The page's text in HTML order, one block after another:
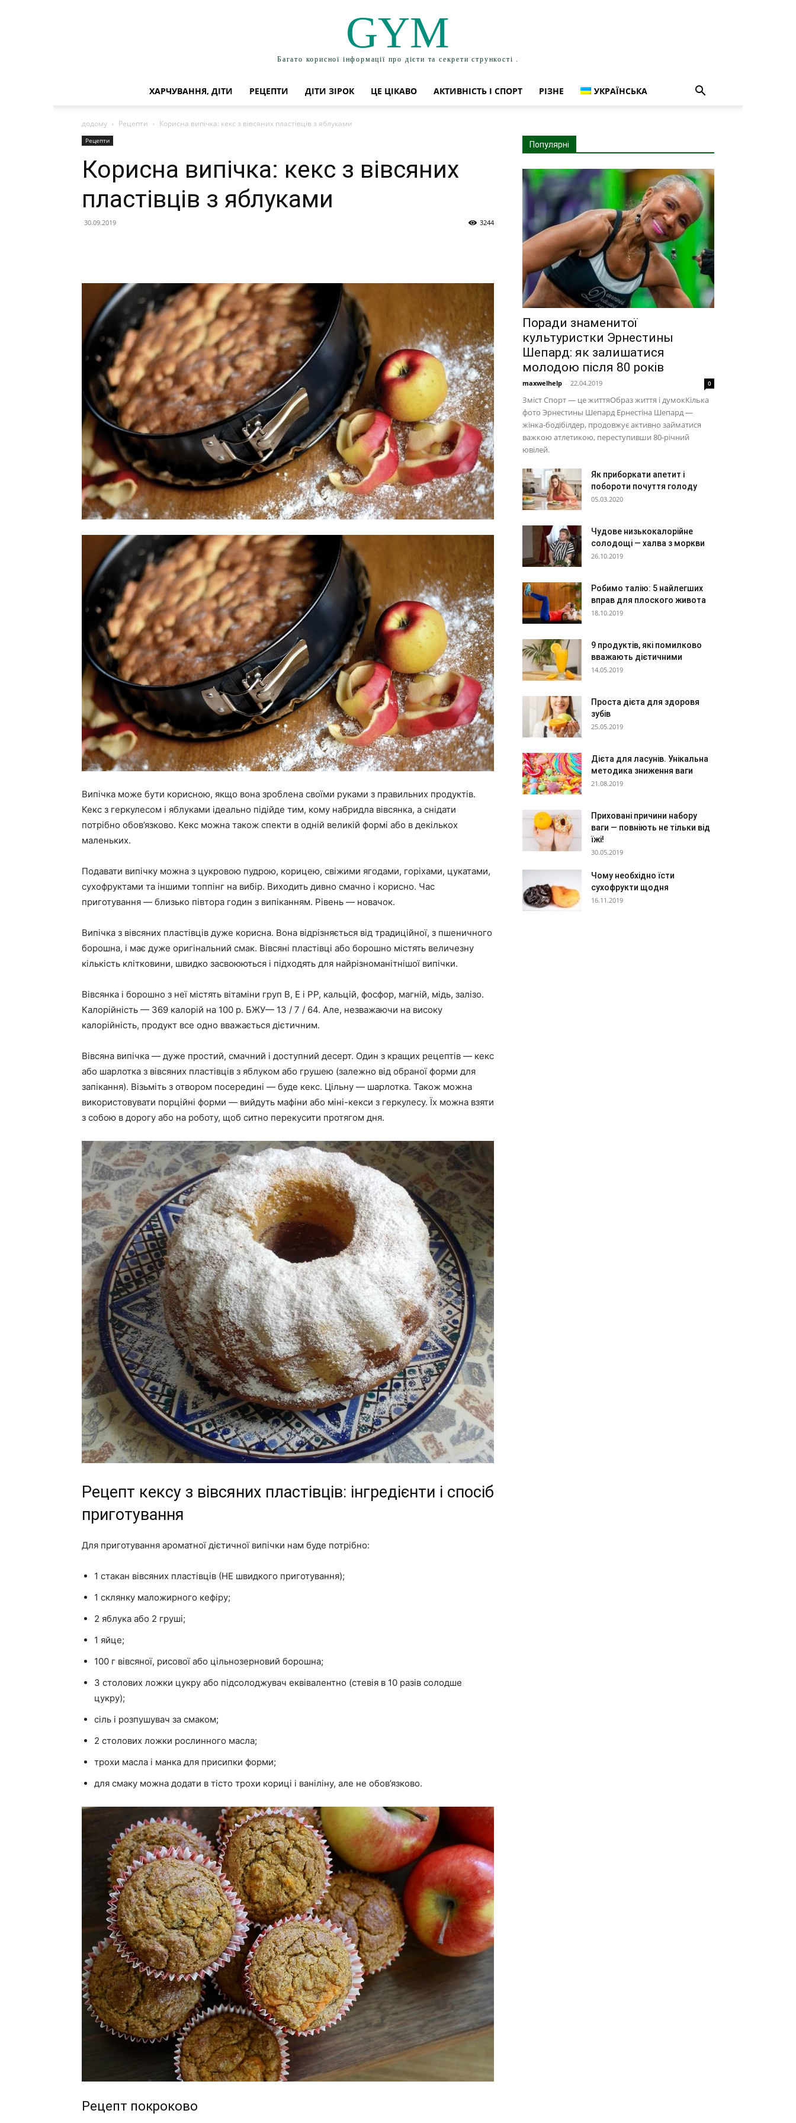
GYM
Багато корисної інформації про дієти та секрети стрункості .
ХАРЧУВАННЯ, ДІТИ РЕЦЕПТИ ДІТИ ЗІРОК ЦЕ ЦІКАВО АКТИВНІСТЬ І СПОРТ РІЗНЕ УКРАЇНСЬКА
додому Рецепти Корисна випічка: кекс з вівсяних пластівців з яблуками
Рецепти
Корисна випічка: кекс з вівсяних
пластівців з яблуками
30.09.2019 3244
Випічка може бути корисною, якщо вона зроблена своїми руками з правильних продуктів.
Кекс з геркулесом і яблуками ідеально підійде тим, кому набридла вівсянка, а снідати
потрібно обов’язково. Кекс можна також спекти в одній великій формі або в декількох
маленьких.
Подавати випічку можна з цукровою пудрою, корицею, свіжими ягодами, горіхами, цукатами,
сухофруктами та іншими топпінг на вибір. Виходить дивно смачно і корисно. Час
приготування — близько півтора годин з випіканням. Рівень — новачок.
Випічка з вівсяних пластівців дуже корисна. Вона відрізняється від традиційної, з пшеничного
борошна, і має дуже оригінальний смак. Вівсяні пластівці або борошно містять величезну
кількість клітковини, швидко засвоюються і підходять для найрізноманітнішої випічки.
Вівсянка і борошно з неї містять вітаміни груп В, Е і РР, кальцій, фосфор, магній, мідь, залізо.
Калорійність — 369 калорій на 100 р. БЖУ— 13 / 7 / 64. Але, незважаючи на високу
калорійність, продукт все одно вважається дієтичним.
Вівсяна випічка — дуже простий, смачний і доступний десерт. Один з кращих рецептів — кекс
або шарлотка з вівсяних пластівців з яблуком або грушею (залежно від обраної форми для
запікання). Візьміть з отвором посередині — буде кекс. Цільну — шарлотка. Також можна
використовувати порційні форми — вийдуть мафіни або міні-кекси з геркулесу. Їх можна взяти
з собою в дорогу або на роботу, щоб ситно перекусити протягом дня.
Рецепт кексу з вівсяних пластівців: інгредієнти і спосіб
приготування
Для приготування ароматної дієтичної випічки нам буде потрібно:
1 стакан вівсяних пластівців (НЕ швидкого приготування);
1 склянку маложирного кефіру;
2 яблука або 2 груші;
1 яйце;
100 г вівсяної, рисової або цільнозерновий борошна;
3 столових ложки цукру або підсолоджувач еквівалентно (стевія в 10 разів солодше
цукру);
сіль і розпушувач за смаком;
2 столових ложки рослинного масла;
трохи масла і манка для присипки форми;
для смаку можна додати в тісто трохи кориці і ваніліну, але не обов’язково.
Рецепт покроково
Популярні
Поради знаменитої
культуристки Эрнестины
Шепард: як залишатися
молодою після 80 років
maxwelhelp - 22.04.2019 0
Зміст Спорт — це життяОбраз життя і думокКілька
фото Эрнестины Шепард Ернестіна Шепард —
жінка-бодібілдер, продовжує активно займатися
важкою атлетикою, переступивши 80-річний
ювілей.
Як приборкати апетит і
побороти почуття голоду
05.03.2020
Чудове низькокалорійне
солодощі — халва з моркви
26.10.2019
Робимо талію: 5 найлегших
вправ для плоского живота
18.10.2019
9 продуктів, які помилково
вважають дієтичними
14.05.2019
Проста дієта для здоровя
зубів
25.05.2019
Дієта для ласунів. Унікальна
методика зниження ваги
21.08.2019
Приховані причини набору
ваги — повніють не тільки від
їжі!
30.05.2019
Чому необхідно їсти
сухофрукти щодня
16.11.2019